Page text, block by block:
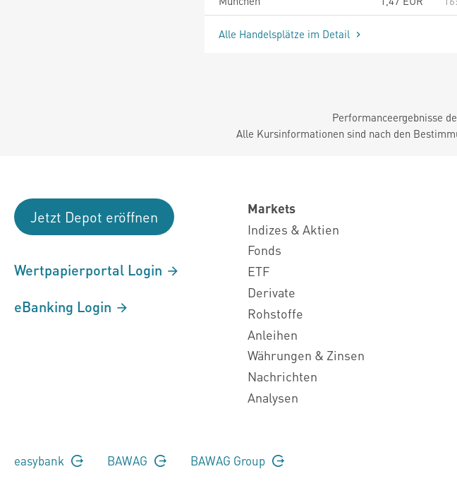
Alle Handelsplätze im Detail
Performanceergebnisse
Alle Kursinformationen sind nach den
Jetzt Depot eröffnen
Wertpapierportal Login
eBanking Login
Markets
Indizes & Aktien
Fonds
ETF
Derivate
Rohstoffe
Anleihen
Währungen & Zinsen
Nachrichten
Analysen
easybank BAWAG BAWAG Group